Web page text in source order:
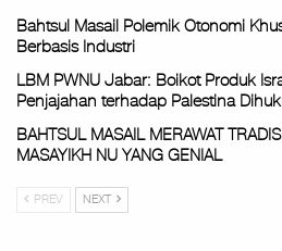
Bahtsul Masail Polemik Otonomi
Berbasis Industri
LBM PWNU Jabar: Boikot Produk
Penjajahan terhadap Palestina
BAHTSUL MASAIL MERAWAT
MASAYIKH NU YANG GENIAL
PREV NEXT